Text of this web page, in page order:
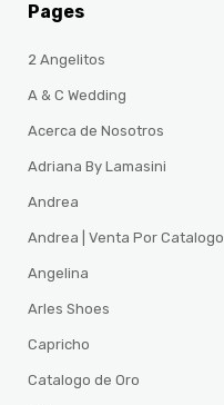
Pages
2 Angelitos
A & C Wedding
Acerca de Nosotros
Adriana By Lamasini
Andrea
Andrea | Venta Por Catalogo
Angelina
Arles Shoes
Capricho
Catalogo de Oro